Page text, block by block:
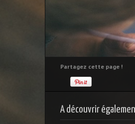
Partagez cette page !
A découvrir